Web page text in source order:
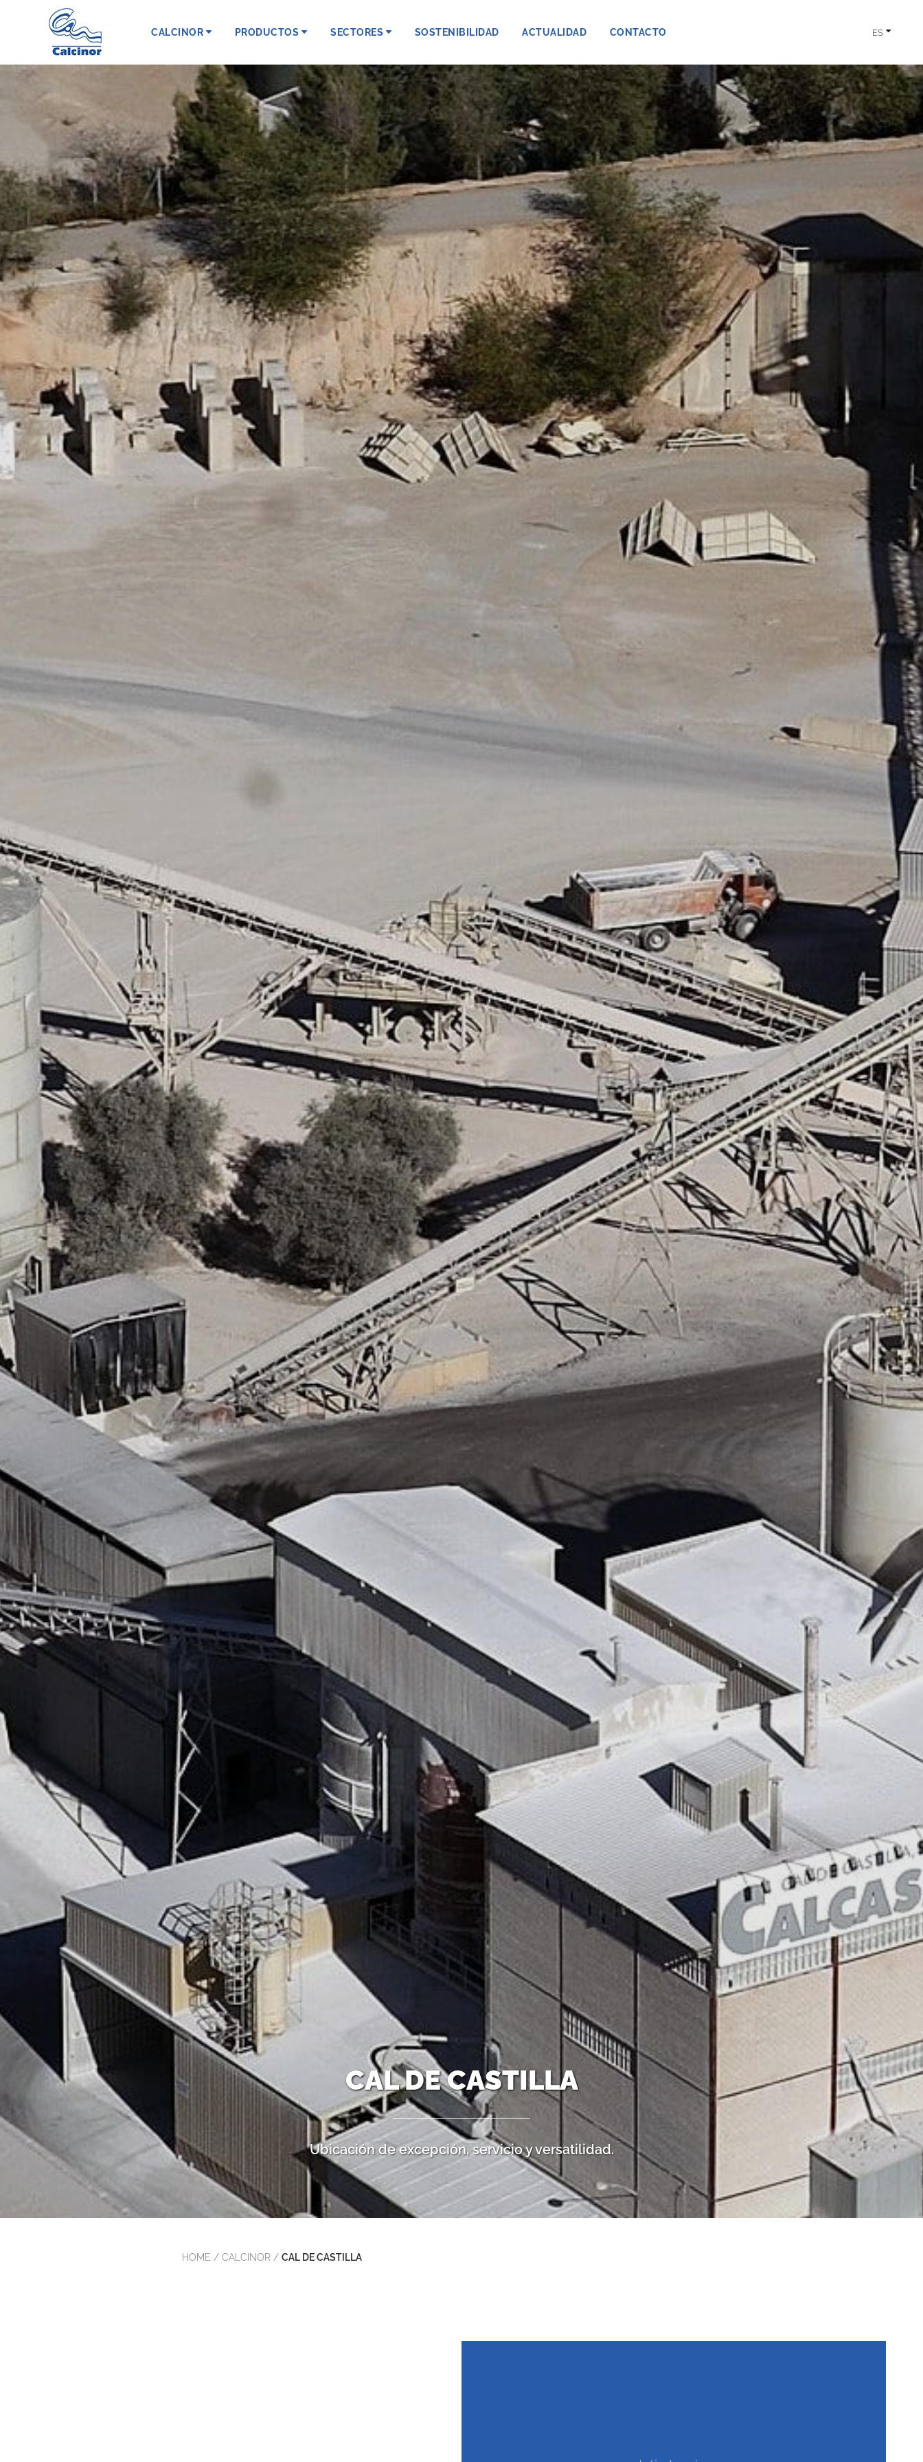
CALCINOR PRODUCTOS SECTORES SOSTENIBILIDAD ACTUALIDAD CONTACTO ES
CAL DE CASTILLA
Ubicación de excepción, servicio y versatilidad.
HOME / CALCINOR/ CAL DE CASTILLA